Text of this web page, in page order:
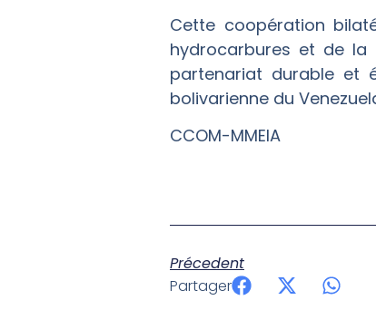
Cette coopération
hydrocarbures et de la
partenariat durable et
bolivarienne du
CCOM-MMEIA
Précedent
Partager